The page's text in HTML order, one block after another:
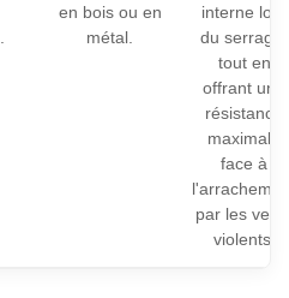
en bois ou en
métal.
interne lors
du serrage,
tout en
offrant une
résistance
maximale
face à
par les
violents.